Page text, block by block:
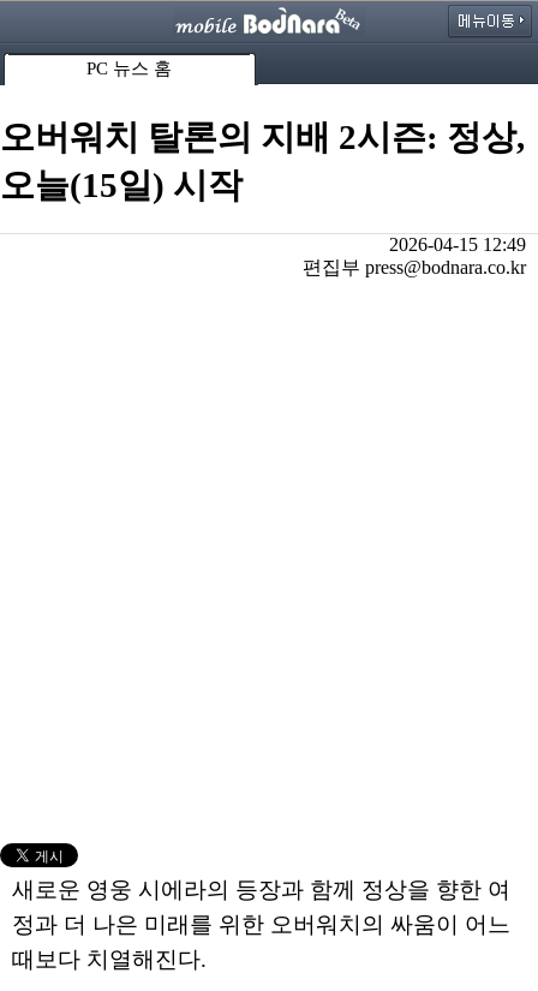
PC 뉴스 홈
오버워치 탈론의 지배 2시즌: 정상,
오늘(15일) 시작
2026-04-15 12:49
편집부 press@bodnara.co.kr
새로운 영웅 시에라의 등장과 함께 정상을 향한 여
정과 더 나은 미래를 위한 오버워치의 싸움이 어느
때보다 치열해진다.